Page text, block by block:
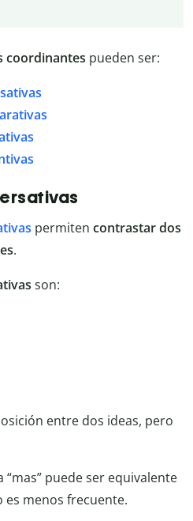
coordinantes pueden ser:
permiten contrastar dos
.
son:
entre dos ideas, pero
puede ser equivalente
es menos frecuente.